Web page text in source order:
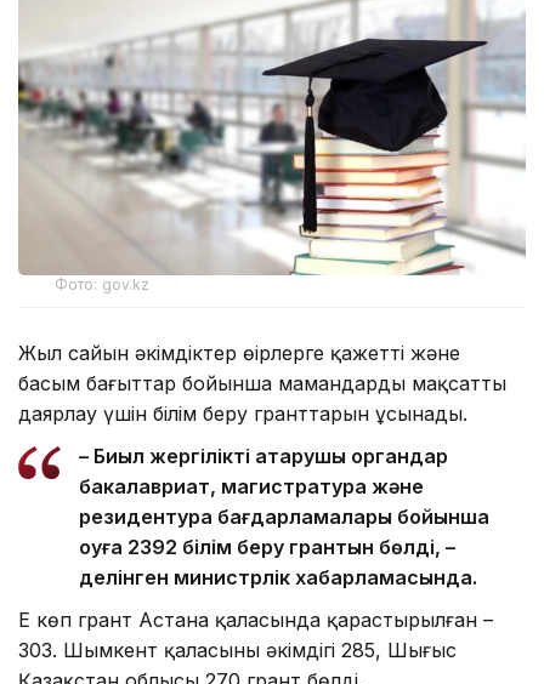
Фото: gov.kz
Жыл сайын әкімдіктер өңірлерге қажетті және
басым бағыттар бойынша мамандарды мақсатты
даярлау үшін білім беру гранттарын ұсынады.
– Биыл жергілікті атқарушы органдар
бакалавриат, магистратура және
резидентура бағдарламалары бойынша
оқуға 2392 білім беру грантын бөлді, –
делінген министрлік хабарламасында.
Ең көп грант Астана қаласында қарастырылған –
303. Шымкент қаласының әкімдігі 285, Шығыс